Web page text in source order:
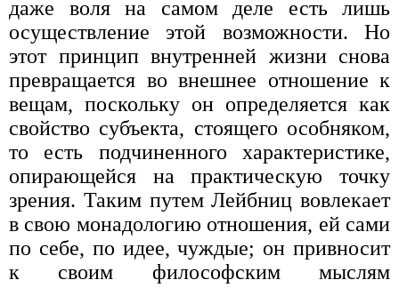
даже воля на самом деле есть лишь
осуществление этой возможности. Но
этот принцип внутренней жизни снова
превращается во внешнее отношение к
вещам, поскольку он определяется как
свойство субъекта, стоящего особняком,
то есть подчиненного характеристике,
опирающейся на практическую точку
зрения. Таким путем Лейбниц вовлекает
в свою монадологию отношения, ей сами
по себе, по идее, чуждые; он привносит
к своим философским мыслям